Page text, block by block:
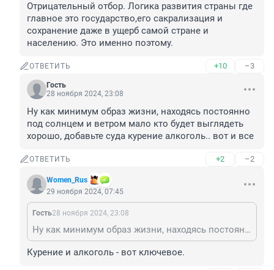
Отрицательный отбор. Логика развития страны где
главное это государство,его сакрализация и
сохранение даже в ущерб самой стране и
населению. Это именно поэтому.
ОТВЕТИТЬ +10 –3
Гость
28 ноября 2024, 23:08
Ну как минимум образ жизни, находясь постоянно
под солнцем и ветром мало кто будет выглядеть
хорошо, добавьте суда курение алкоголь.. вот и все
ОТВЕТИТЬ +2 –2
Women_Rus
29 ноября 2024, 07:45
Гость28 ноября 2024, 23:08
Ну как минимум образ жизни, находясь постоянно под солнцем и ветром мало кто будет выглядеть хорошо, добавьте суда курение алкоголь.. вот и все
Курение и алкоголь - вот ключевое.